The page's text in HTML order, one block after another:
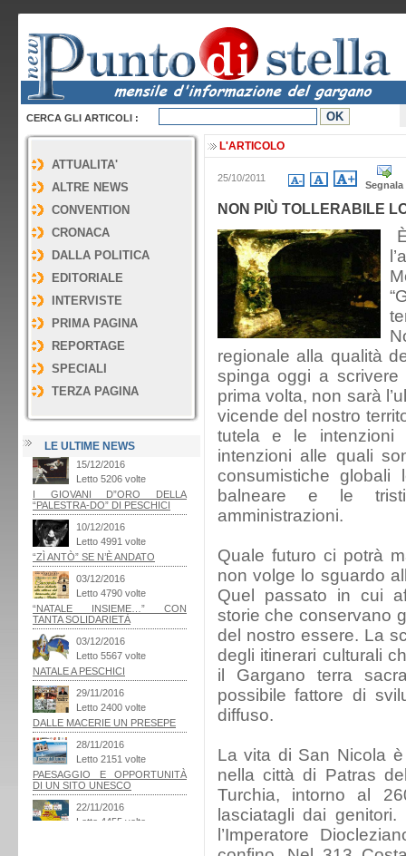
CERCA GLI ARTICOLI :
ATTUALITA'
ALTRE NEWS
CONVENTION
CRONACA
DALLA POLITICA
EDITORIALE
INTERVISTE
PRIMA PAGINA
REPORTAGE
SPECIALI
TERZA PAGINA
LE ULTIME NEWS
L'ARTICOLO
25/10/2011
Segnala
NON PIÙ TOLLERABILE
regionale alla qualità
spinga oggi a
prima volta, non sarà
vicende del nostro
tutela e le intenzioni
intenzioni alle quali
consumistiche globali
balneare e le
amministrazioni.
Quale futuro ci potrà
non volge lo sguardo
Quel passato in cui
storie che conservano
del nostro essere. La
degli itinerari culturali
il Gargano terra
possibile fattore di
diffuso.
La vita di San Nicola
nella città di Patras
Turchia, intorno al
lasciatagli dai
l’Imperatore